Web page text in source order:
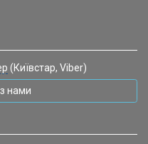
(Київстар, Viber)
нами